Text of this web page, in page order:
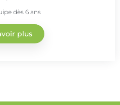
dès 6 ans
plus